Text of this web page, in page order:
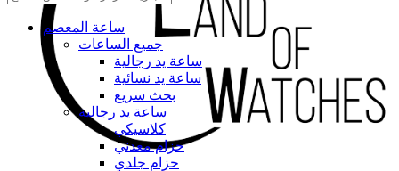
ساعة المعصم
جميع الساعات
ساعة يد رجالية
ساعة يد نسائية
بحث سريع
ساعة يد رجالية
كلاسيكي
حزام معدني
حزام جلدي